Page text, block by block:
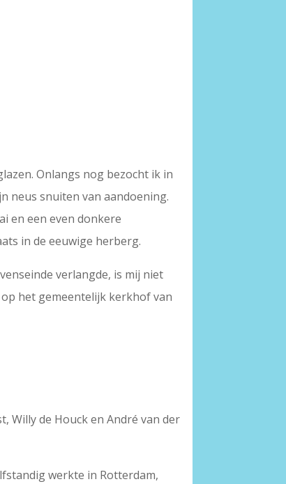
Onlangs nog bezocht ik in
neus snuiten van aandoening.
en een even donkere
in de eeuwige herberg.
verlangde, is mij niet
het gemeentelijk kerkhof van
Willy de Houck en André van der
werkte in Rotterdam,